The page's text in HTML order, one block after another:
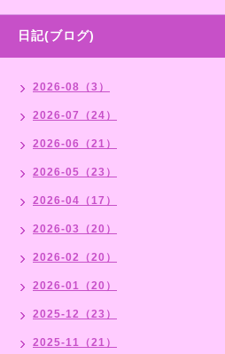
日記(ブログ)
2026-08（3）
2026-07（24）
2026-06（21）
2026-05（23）
2026-04（17）
2026-03（20）
2026-02（20）
2026-01（20）
2025-12（23）
2025-11（21）